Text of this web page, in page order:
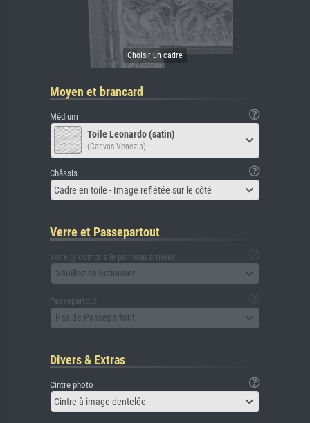
Moyen et brancard
Médium
Toile Leonardo (satin)
(Canvas Venezia)
Châssis
Cadre en toile - Image reflétée sur le côté
Verre et Passepartout
verre (y compris le panneau arrière)
Veuillez sélectionner
Passepartout
Pas de Passepartout
Divers & Extras
Cintre photo
Cintre à image dentelée